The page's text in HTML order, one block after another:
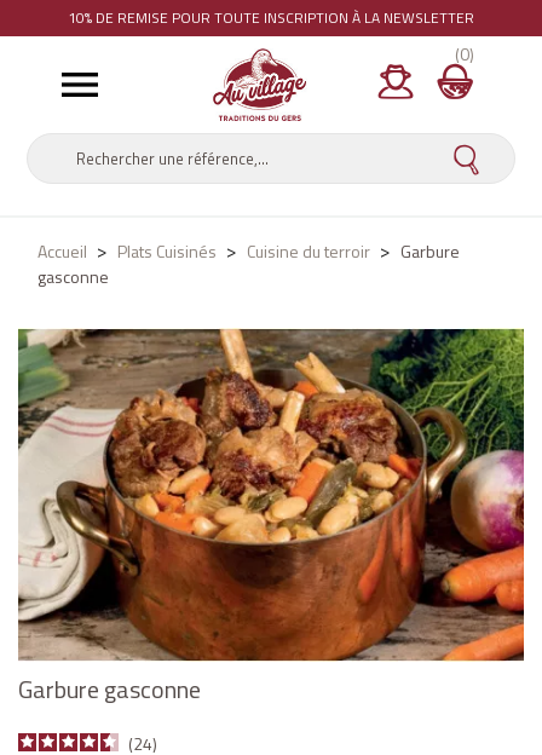
10% DE REMISE POUR TOUTE INSCRIPTION À LA NEWSLETTER

(0)
Accueil Plats Cuisinés Cuisine du terroir
Garbure
gasconne
Garbure gasconne
24